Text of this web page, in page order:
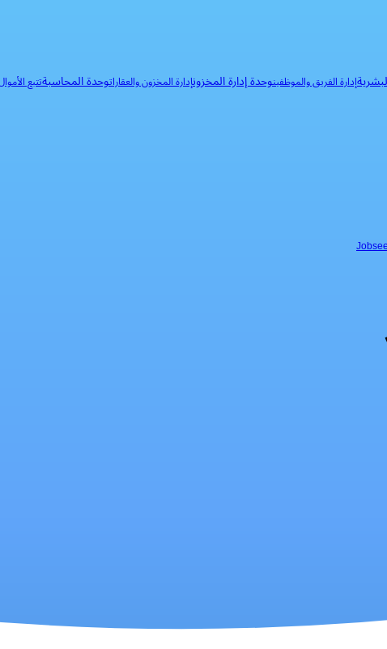
إدارة الفريق والموظفينوحدة إدارة المخزونإدارة المخزون والعقاراتوحدة المحاسبةتتبع